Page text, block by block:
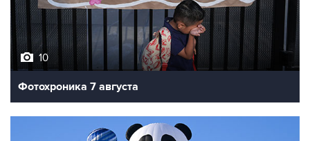
10
Фотохроника 7 августа